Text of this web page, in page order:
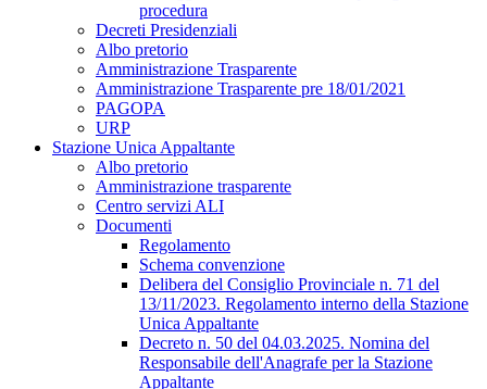
procedura
Decreti Presidenziali
Albo pretorio
Amministrazione Trasparente
Amministrazione Trasparente pre 18/01/2021
PAGOPA
URP
Stazione Unica Appaltante
Albo pretorio
Amministrazione trasparente
Centro servizi ALI
Documenti
Regolamento
Schema convenzione
Delibera del Consiglio Provinciale n. 71 del
13/11/2023. Regolamento interno della Stazione
Unica Appaltante
Decreto n. 50 del 04.03.2025. Nomina del
Responsabile dell'Anagrafe per la Stazione
Appaltante